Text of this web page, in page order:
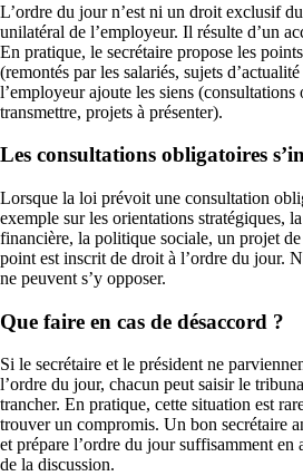
L’ordre du jour n’est ni un droit exclusif
unilatéral de l’employeur. Il résulte d’un
En pratique, le secrétaire propose les
(remontés par les salariés, sujets
l’employeur ajoute les siens
transmettre, projets à présenter).
Les consultations obligatoires
Lorsque la loi prévoit une consultation
exemple sur les orientations stratégiques,
financière, la politique sociale, un projet
point est inscrit de droit à l’ordre du jour.
ne peuvent s’y opposer.
Que faire en cas de désaccord ?
Si le secrétaire et le président ne
l’ordre du jour, chacun peut saisir le
trancher. En pratique, cette situation est
trouver un compromis. Un bon secrétaire
et prépare l’ordre du jour suffisamment en
de la discussion.